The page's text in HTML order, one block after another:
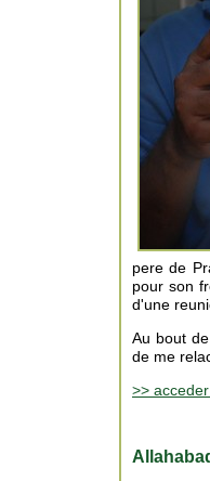
pere de
pour son
d'une
Au bout
de me
>>